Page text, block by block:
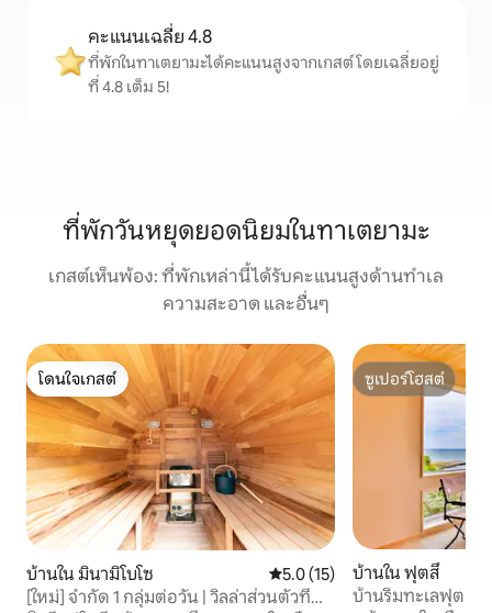
คะแนนเฉลี่ย 4.8
ที่พักในทาเตยามะได้คะแนนสูงจากเกสต์ โดยเฉลี่ยอยู่
ที่ 4.8 เต็ม 5!
ที่พักวันหยุดยอดนิยมในทาเตยามะ
เกสต์เห็นพ้อง: ที่พักเหล่านี้ได้รับคะแนนสูงด้านทำเล
ความสะอาด และอื่นๆ
โดนใจเกสต์
โดนใจเกสต์
บ้านใน มินามิโบโซ คะแนนเฉลี่ย 5.0 จาก 5, 15 รีวิว
5.0 (15)
[ใหม่] จำกัด 1 กลุ่มต่อวัน | วิลล่าส่วนตัวที่
ซูเปอร์โฮสต์
ซูเปอร์โฮสต์
บ้านใน ฟุตสึ
บ้านริมทะเลฟุตสึที่